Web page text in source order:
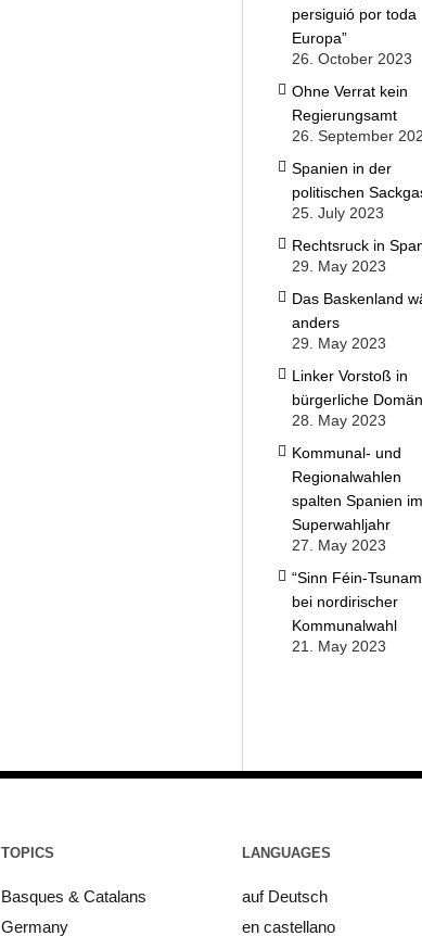
persiguió por toda
Europa”
26. October 2023
Ohne Verrat kein
Regierungsamt
26. September
Spanien in der
politischen
25. July 2023
Rechtsruck in
29. May 2023
Das Baskenland
anders
29. May 2023
Linker Vorstoß in
bürgerliche
28. May 2023
Kommunal- und
Regionalwahlen
spalten Spanien im
Superwahljahr
27. May 2023
“Sinn Féin-
bei nordirischer
Kommunalwahl
21. May 2023
TOPICS
Basques & Catalans
Germany
LANGUAGES
auf Deutsch
en castellano